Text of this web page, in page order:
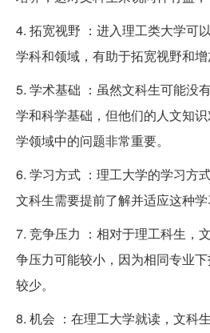
4. 拓宽视野 ：进入理工类大学可
学科和领域，有助于拓宽视野和增
5. 学术基础 ：虽然文科生可能没
学和科学基础，但他们的人文知
学领域中的问题非常重要。
6. 学习方式 ：理工大学的学习方
文科生需要提前了解并适应这种学
7. 竞争压力 ：相对于理工科生，
争压力可能较小，因为相同专业
较少。
8. 机会 ：在理工大学就读，文科